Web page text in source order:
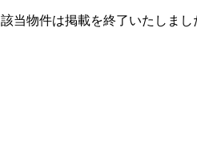
該当物件は掲載を終了いたしまし